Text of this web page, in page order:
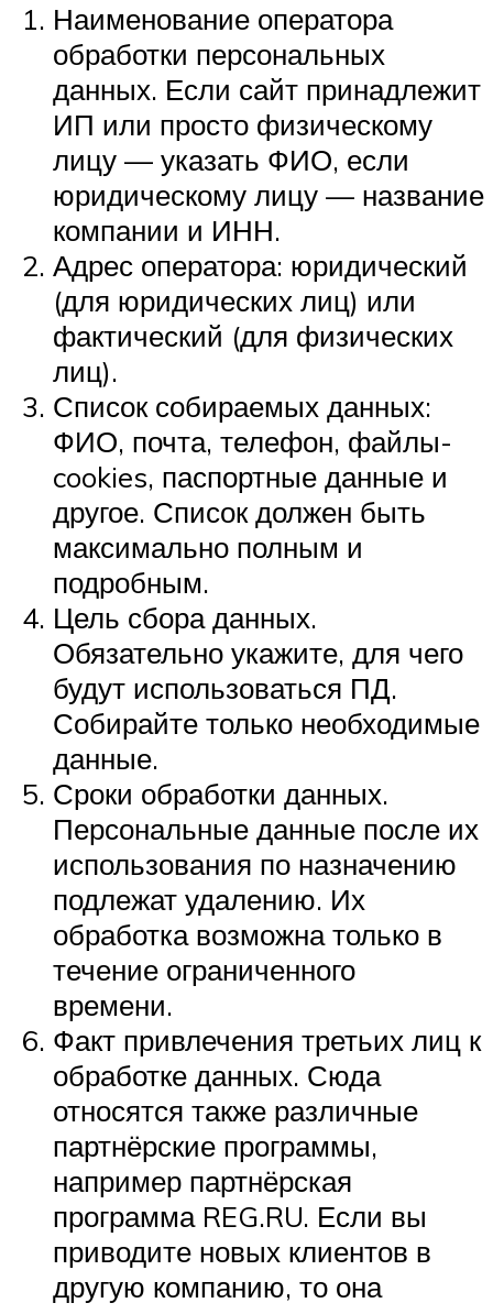
Наименование оператора
обработки персональных
данных. Если сайт принадлежит
ИП или просто физическому
лицу — указать ФИО, если
юридическому лицу — название
компании и ИНН.
Адрес оператора: юридический
(для юридических лиц) или
фактический (для физических
лиц).
Список собираемых данных:
ФИО, почта, телефон, файлы-
cookies, паспортные данные и
другое. Список должен быть
максимально полным и
подробным.
Цель сбора данных.
Обязательно укажите, для чего
будут использоваться ПД.
Собирайте только необходимые
данные.
Сроки обработки данных.
Персональные данные после их
использования по назначению
подлежат удалению. Их
обработка возможна только в
течение ограниченного
времени.
Факт привлечения третьих лиц к
обработке данных. Сюда
относятся также различные
партнёрские программы,
например партнёрская
программа REG.RU. Если вы
приводите новых клиентов в
другую компанию, то она